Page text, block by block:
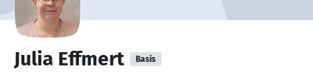
Julia Effmert Basis